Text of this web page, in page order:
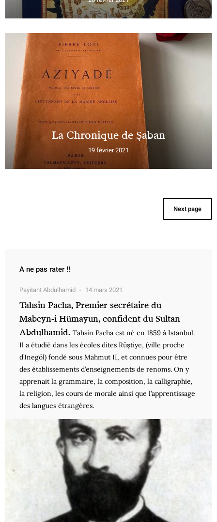
La Chronique de Şaban
19 février 2021
Next page
A ne pas rater !!
Payitaht Abdulhamid 14 mars 2021
Tahsin Pacha, Premier secrétaire du
Mabeyn-i Hümayun, confident du Sultan
Abdulhamid. Tahsin Pacha est né en 1859 à Istanbul.
Il a étudié dans les écoles dites Rüştiye, (ville proche
d’Inegöl) fondé sous Mahmut II, et connues pour être
des établissements d’enseignements de renoms. On y
apprenait la grammaire, la composition, la calligraphie,
la religion, les cours de morale ainsi que l’apprentissage
des langues étrangères.